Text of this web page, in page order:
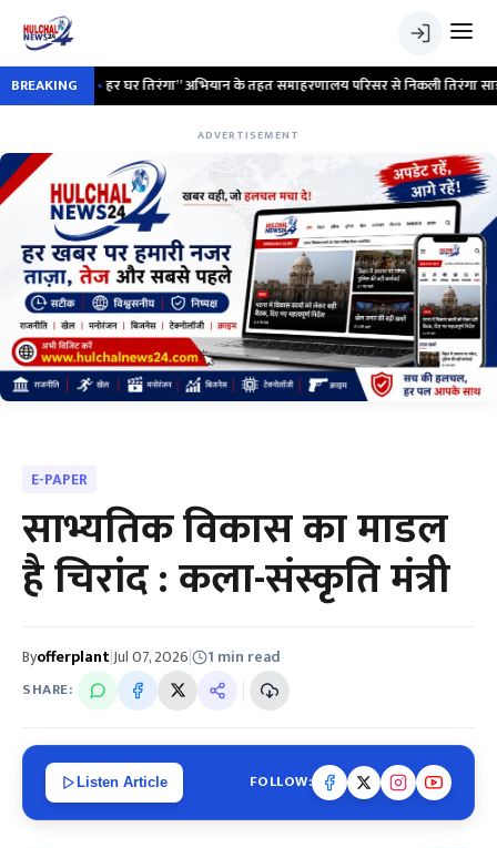
BREAKING
•हर घर तिरंगा” अभियान के तहत समाहरणालय परिसर से निकली तिरंगा साइकिल
ADVERTISEMENT
E-PAPER
साभ्यतिक विकास का माडल
है चिरांद : कला-संस्कृति मंत्री
Byofferplant|Jul 07, 2026| 1 min read
SHARE:
Listen Article FOLLOW: